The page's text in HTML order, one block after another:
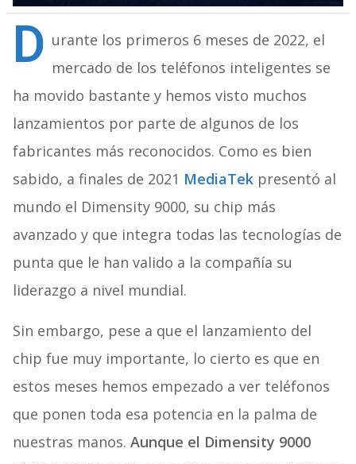
D urante los primeros 6 meses de 2022, el
mercado de los teléfonos inteligentes se
ha movido bastante y hemos visto muchos
lanzamientos por parte de algunos de los
fabricantes más reconocidos. Como es bien
sabido, a finales de 2021 MediaTekpresentó al
mundo el Dimensity 9000, su chip más
avanzado y que integra todas las tecnologías de
punta que le han valido a la compañía su
liderazgo a nivel mundial.
Sin embargo, pese a que el lanzamiento del
chip fue muy importante, lo cierto es que en
estos meses hemos empezado a ver teléfonos
que ponen toda esa potencia en la palma de
nuestras manos. Aunque el Dimensity 9000